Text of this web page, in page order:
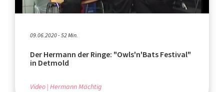
09.06.2020 - 52 Min.
Der Hermann der Ringe: "Owls'n'Bats Festival"
in Detmold
Video Hermann Mächtig